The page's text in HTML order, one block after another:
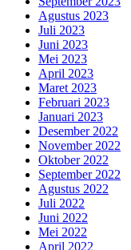
Agustus 2023
Juli 2023
Juni 2023
Mei 2023
April 2023
Maret 2023
Februari 2023
Januari 2023
Desember 2022
November 2022
Oktober 2022
September 2022
Agustus 2022
Juli 2022
Juni 2022
Mei 2022
April 2022